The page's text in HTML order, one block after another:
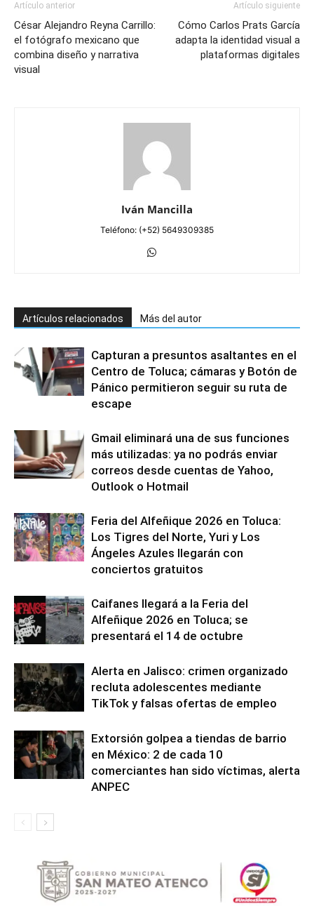
Artículo anterior
César Alejandro Reyna Carrillo:
el fotógrafo mexicano que
combina diseño y narrativa
visual
Artículo siguiente
Cómo Carlos Prats García
adapta la identidad visual a
plataformas digitales
Iván Mancilla
Teléfono: (+52) 5649309385
Artículos relacionados Más del autor
Capturan a presuntos asaltantes en el
Centro de Toluca; cámaras y Botón de
Pánico permitieron seguir su ruta de
escape
Gmail eliminará una de sus funciones
más utilizadas: ya no podrás enviar
correos desde cuentas de Yahoo,
Outlook o Hotmail
Feria del Alfeñique 2026 en Toluca:
Los Tigres del Norte, Yuri y Los
Ángeles Azules llegarán con
conciertos gratuitos
Caifanes llegará a la Feria del
Alfeñique 2026 en Toluca; se
presentará el 14 de octubre
Alerta en Jalisco: crimen organizado
recluta adolescentes mediante
TikTok y falsas ofertas de empleo
Extorsión golpea a tiendas de barrio
en México: 2 de cada 10
comerciantes han sido víctimas, alerta
ANPEC